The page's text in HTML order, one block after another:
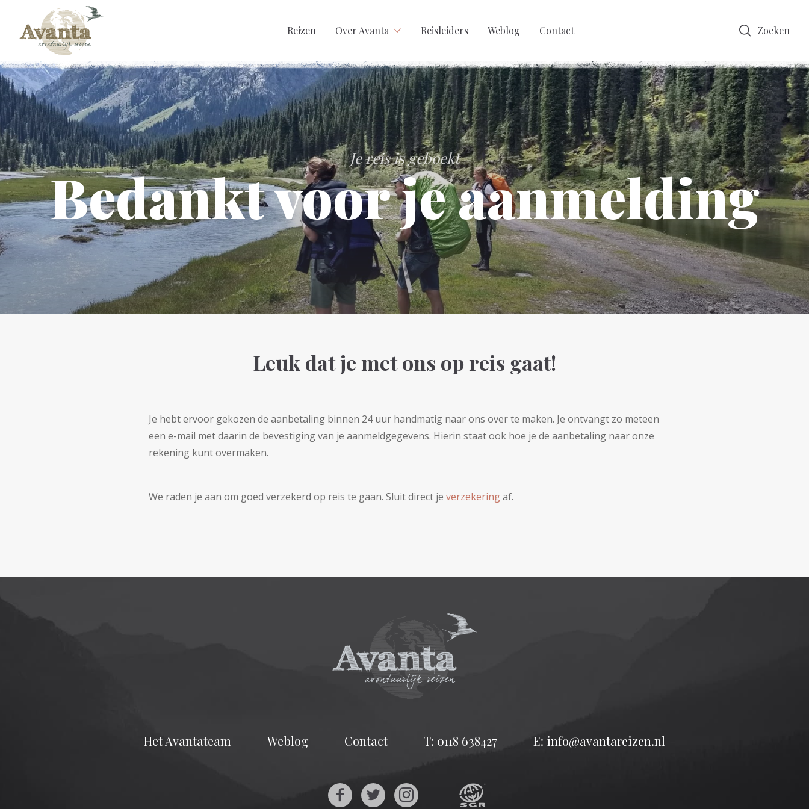
Reizen Over Avanta Reisleiders Weblog Contact Zoeken
Je reis is geboekt
Bedankt voor je aanmelding
Leuk dat je met ons op reis gaat!
Je hebt ervoor gekozen de aanbetaling binnen 24 uur handmatig naar ons over te maken. Je ontvangt zo meteen
een e-mail met daarin de bevestiging van je aanmeldgegevens. Hierin staat ook hoe je de aanbetaling naar onze
rekening kunt overmaken.
We raden je aan om goed verzekerd op reis te gaan. Sluit direct je verzekeringaf.
Het Avantateam Weblog Contact T: 0118 638427 E: info@avantareizen.nl